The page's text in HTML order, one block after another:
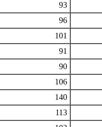
93
96
101
91
90
106
140
113